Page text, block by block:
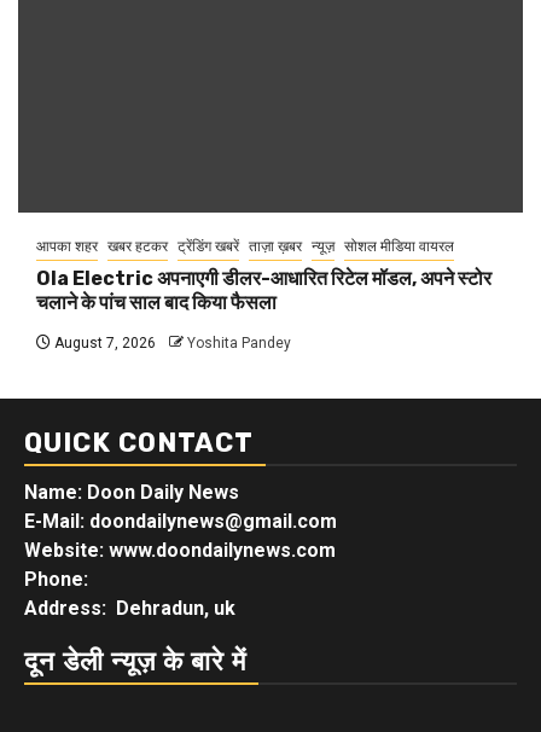
आपका शहर खबर हटकर ट्रेंडिंग खबरें ताज़ा ख़बर न्यूज़ सोशल मीडिया वायरल
Ola Electric अपनाएगी डीलर-आधारित रिटेल मॉडल, अपने स्टोर
चलाने के पांच साल बाद किया फैसला
August 7, 2026 Yoshita Pandey
QUICK CONTACT
Name: Doon Daily News
E-Mail: doondailynews@gmail.com
Website: www.doondailynews.com
Phone:
Address: Dehradun, uk
दून डेली न्यूज़ के बारे में